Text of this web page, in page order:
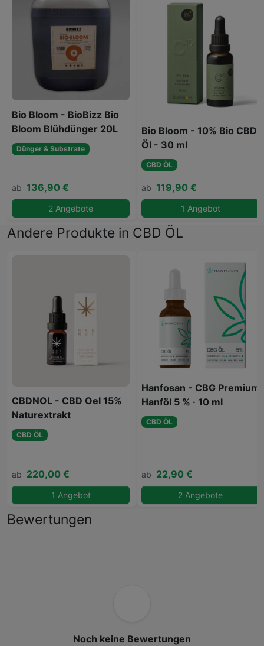
Bio Bloom - BioBizz Bio
Bloom Blühdünger 20L
Dünger & Substrate
ab 136,90 €
2 Angebote
Bio Bloom - 10% Bio CBD
Öl - 30 ml
CBD ÖL
ab 119,90 €
1 Angebot
Andere Produkte in CBD ÖL
CBDNOL - CBD Oel 15%
Naturextrakt
CBD ÖL
ab 220,00 €
1 Angebot
Hanfosan - CBG Premium
Hanföl 5 % · 10 ml
CBD ÖL
ab 22,90 €
2 Angebote
Bewertungen
Noch keine Bewertungen